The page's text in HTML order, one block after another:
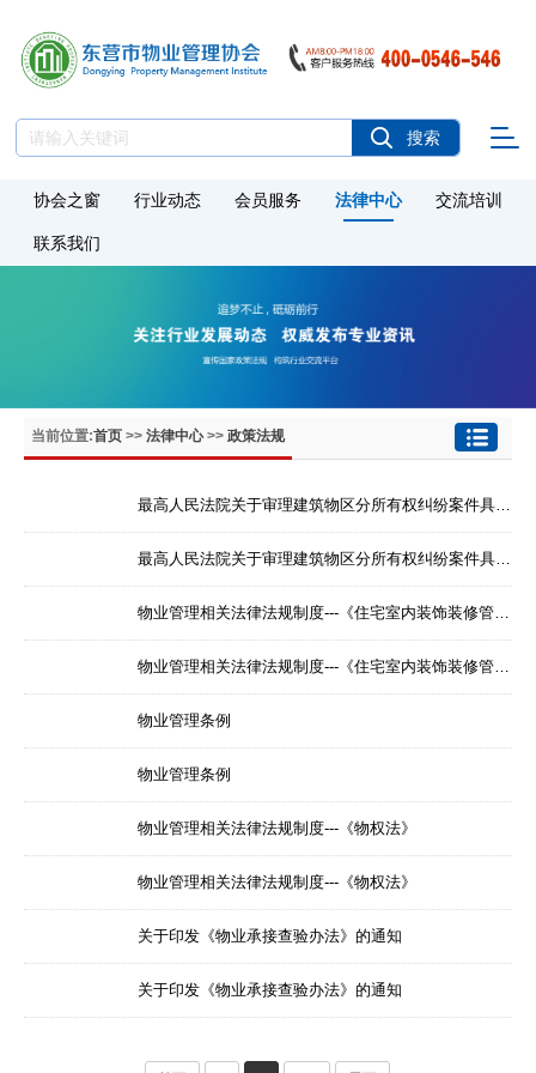
协会之窗 行业动态 会员服务 法律中心 交流培训
联系我们
当前位置:首页>> 法律中心>> 政策法规
最高人民法院关于审理建筑物区分所有权纠纷案件具体应用法律若干问题的解释
最高人民法院关于审理建筑物区分所有权纠纷案件具体应用法律若干问题的解释
物业管理相关法律法规制度---《住宅室内装饰装修管理办法》
物业管理相关法律法规制度---《住宅室内装饰装修管理办法》
物业管理条例
物业管理条例
物业管理相关法律法规制度---《物权法》
物业管理相关法律法规制度---《物权法》
关于印发《物业承接查验办法》的通知
关于印发《物业承接查验办法》的通知